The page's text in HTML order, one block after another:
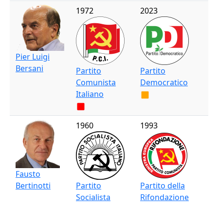
Pier Luigi
Bersani
1972
Partito
Comunista
Italiano
2023
Partito
Democratico
Fausto
Bertinotti
1960
Partito
Socialista
1993
Partito della
Rifondazione